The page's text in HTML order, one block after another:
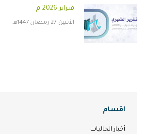
فبراير 2026 م
الأثنين 27 رمضان 1447هـ
اقسام
أخبار الجاليات